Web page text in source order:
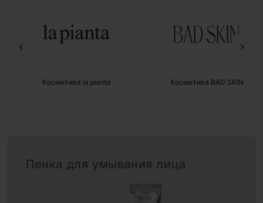
Косметика la pianta Косметика BAD SKIN
Пенка для умывания лица